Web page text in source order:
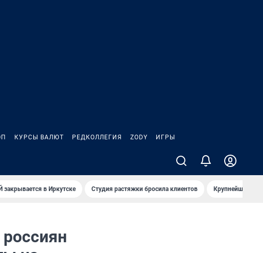
КУРСЫ ВАЛЮТ РЕДКОЛЛЕГИЯ ZODY ИГРЫ
закрывается в Иркутске Студия растяжки бросила клиентов Крупнейшие